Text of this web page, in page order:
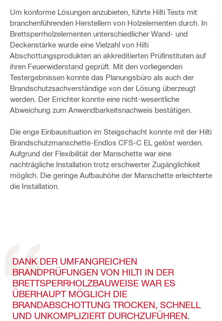
Um konforme Lösungen anzubieten, führte Hilti Tests mit
branchenführenden Herstellern von Holzelementen durch. In
Brettsperrholzelementen unterschiedlicher Wand- und
Deckenstärke wurde eine Vielzahl von Hilti
Abschottungsprodukten an akkreditierten Prüfinstituten auf
ihren Feuerwiderstand geprüft. Mit den vorliegenden
Testergebnissen konnte das Planungsbüro als auch der
Brandschutzsachverständige von der Lösung überzeugt
werden. Der Errichter konnte eine nicht-wesentliche
Abweichung zum Anwendbarkeitsnachweis bestätigen.
Die enge Einbausituation im Steigschacht konnte mit der Hilti
Brandschutzmanschette-Endlos CFS-C EL gelöst werden.
Aufgrund der Flexibilität der Manschette war eine
nachträgliche Installation trotz erschwerter Zugänglichkeit
möglich. Die geringe Aufbauhöhe der Manschette erleichterte
die Installation.
DANK DER UMFANGREICHEN
BRANDPRÜFUNGEN VON HILTI IN DER
BRETTSPERRHOLZBAUWEISE WAR ES
ÜBERHAUPT MÖGLICH DIE
BRANDABSCHOTTUNG TROCKEN, SCHNELL
UND UNKOMPLIZIERT DURCHZUFÜHREN.